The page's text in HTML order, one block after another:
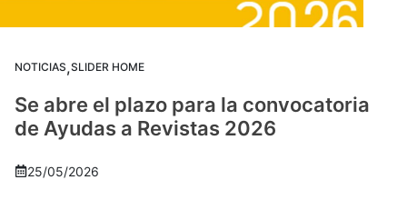
NOTICIAS,SLIDER HOME
Se abre el plazo para la convocatoria
de Ayudas a Revistas 2026
25/05/2026